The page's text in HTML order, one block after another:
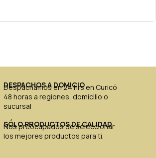
DESPACHOS A DOMICIO
Despachamos en 24 hrs en Curicó
48 horas a regiones, domicilio o
sucursal
SÓLO PRODUCTOS DE CALIDAD
Nos preocupados de seleccionar
los mejores productos para ti.